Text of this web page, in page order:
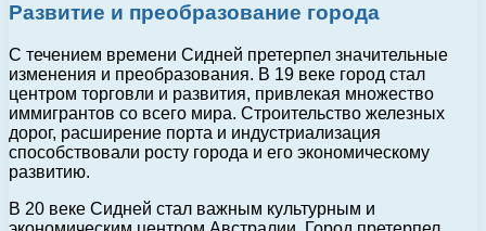
Развитие и преобразование города
С течением времени Сидней претерпел значительные
изменения и преобразования. В 19 веке город стал
центром торговли и развития, привлекая множество
иммигрантов со всего мира. Строительство железных
дорог, расширение порта и индустриализация
способствовали росту города и его экономическому
развитию.
В 20 веке Сидней стал важным культурным и